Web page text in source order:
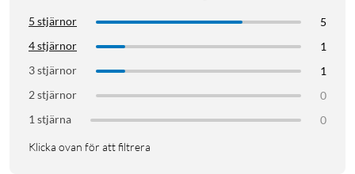
5 stjärnor
5
4 stjärnor
1
3 stjärnor
1
2 stjärnor
0
1 stjärna
0
Klicka ovan för att filtrera